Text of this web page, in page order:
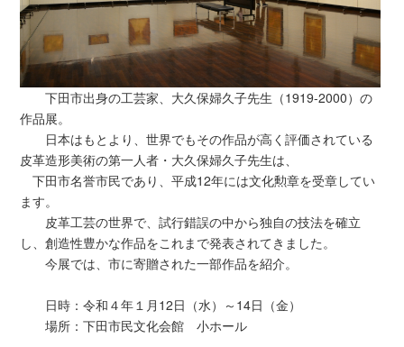
下田市出身の工芸家、大久保婦久子先生（1919-2000）の
作品展。
日本はもとより、世界でもその作品が高く評価されている
皮革造形美術の第一人者・大久保婦久子先生は、
下田市名誉市民であり、平成12年には文化勲章を受章してい
ます。
皮革工芸の世界で、試行錯誤の中から独自の技法を確立
し、創造性豊かな作品をこれまで発表されてきました。
今展では、市に寄贈された一部作品を紹介。
日時：令和４年１月12日（水）～14日（金）
場所：下田市民文化会館 小ホール